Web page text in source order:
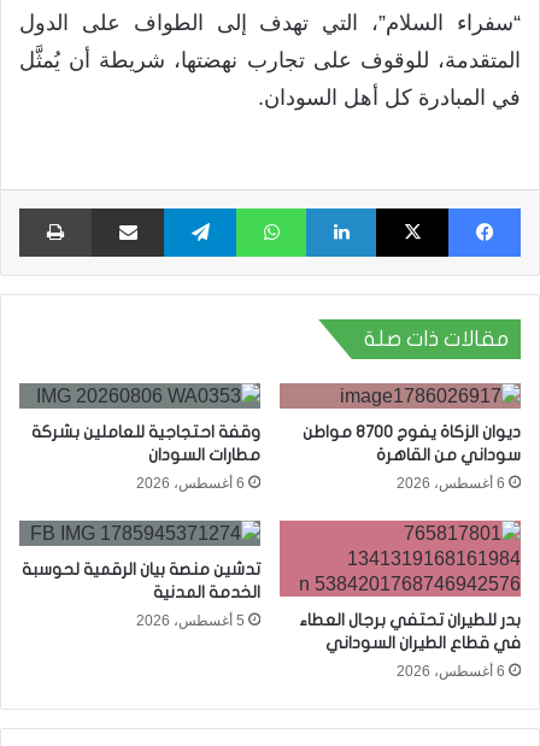
“سفراء السلام”، التي تهدف إلى الطواف على الدول
المتقدمة، للوقوف على تجارب نهضتها، شريطة أن يُمثَّل
في المبادرة كل أهل السودان.
فيسبوك X لينكدإن واتساب تيلقرام مشاركة عبر البريد
مقالات ذات صلة
ديوان الزكاة يفوج 8700 مواطن
سوداني من القاهرة
6 أغسطس، 2026
وقفة احتجاجية للعاملين بشركة
مطارات السودان
6 أغسطس، 2026
بدر للطيران تحتفي برجال العطاء
في قطاع الطيران السوداني
6 أغسطس، 2026
تدشين منصة بيان الرقمية لحوسبة
الخدمة المدنية
5 أغسطس، 2026